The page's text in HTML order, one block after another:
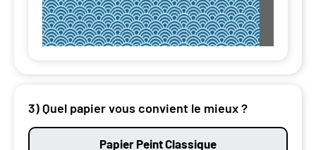
3) Quel papier vous convient le mieux ?
Papier Peint Classique